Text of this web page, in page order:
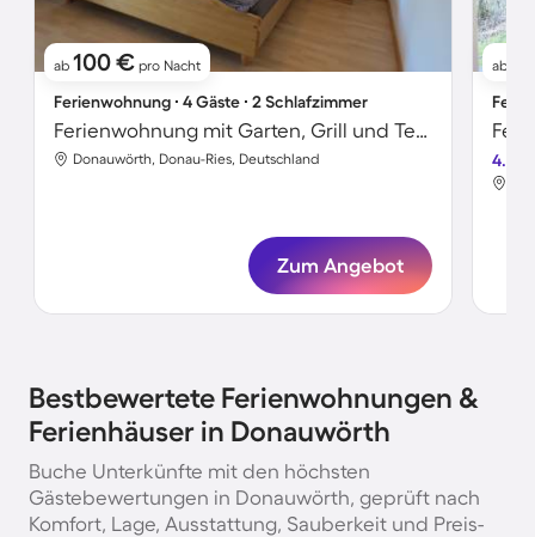
ab 100 € pro Nacht
Ferienwohnung ∙ 4 Gäste ∙ 2 Schlafzimmer
Ferienwohnung mit Garten, Grill und Terrasse | Gartenblick
Donauwörth, Donau-Ries, Deutschland
Zum Angebot
ab
4.8
Bestbewertete Ferienwohnungen &
Ferienhäuser in Donauwörth
Buche Unterkünfte mit den höchsten
Gästebewertungen in Donauwörth, geprüft nach
Komfort, Lage, Ausstattung, Sauberkeit und Preis-